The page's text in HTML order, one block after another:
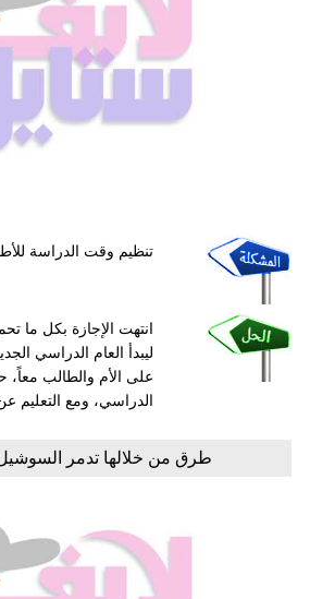
تنظيم وقت الدراسة
انتهت الإجازة بكل ما
ليبدأ العام الدراسي
على الأم والطالب
الدراسي، ومع التعليم
طرق من خلالها تدمر السوشيل